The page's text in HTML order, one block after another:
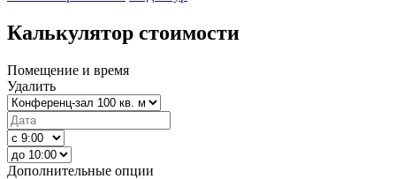
Калькулятор стоимости
Помещение и время
Удалить
Дополнительные опции